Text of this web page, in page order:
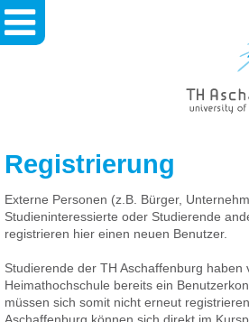
Of
Applied
Registrierung
Externe Personen (z.B. Bürger,
Studieninteressierte oder Studierende
registrieren hier einen neuen Benutzer.
Studierende der TH Aschaffenburg haben
Heimathochschule bereits ein
müssen sich somit nicht erneut